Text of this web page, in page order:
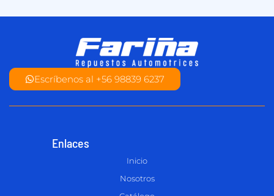
Escríbenos al +56 98839 6237
Enlaces
Inicio
Nosotros